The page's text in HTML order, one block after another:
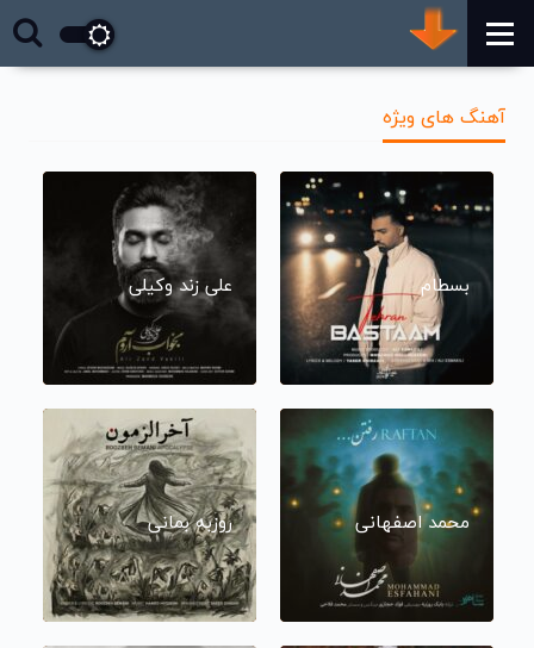
آهنگ های ویژه
بسطام علی زند وکیلی
محمد اصفهانی روزبه بمانی